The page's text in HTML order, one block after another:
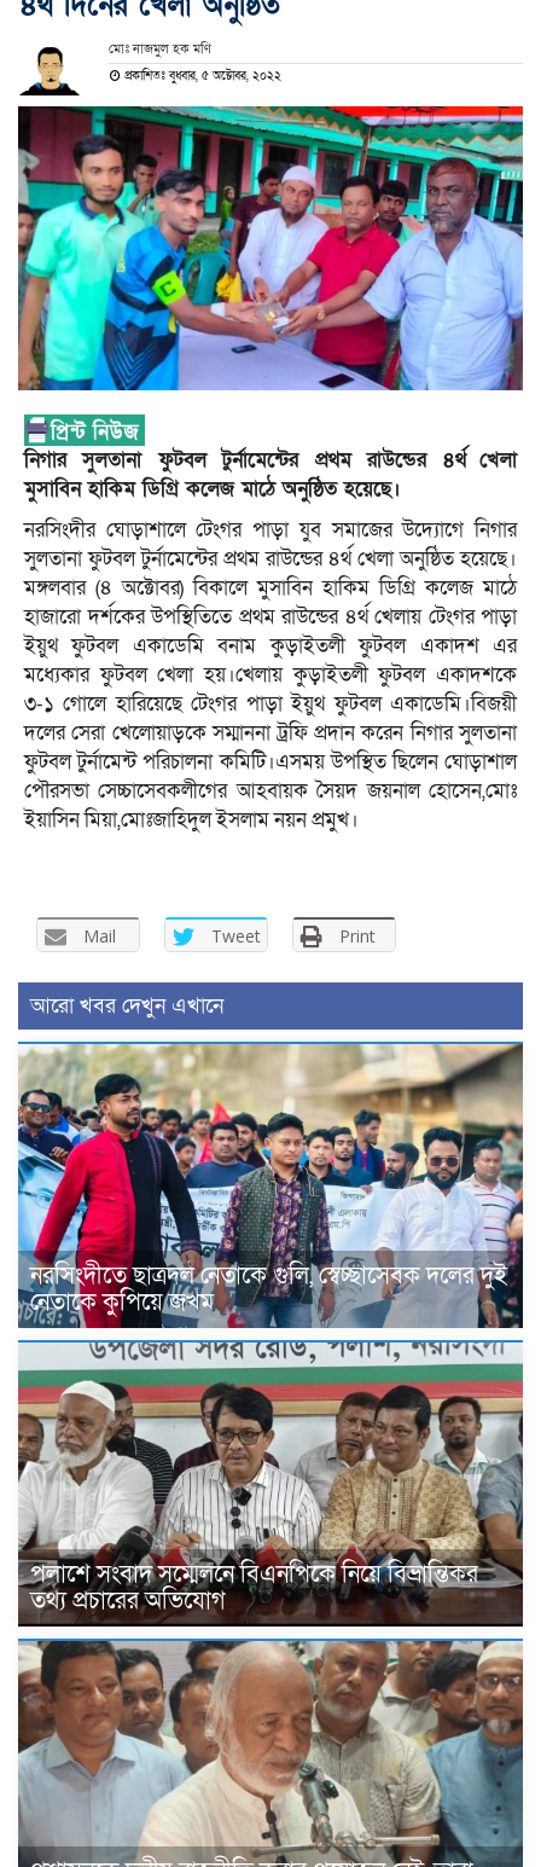
মোঃ নাজমুল হক মণি
প্রকাশিতঃ বুধবার, ৫ অক্টোবর, ২০২২
নিগার সুলতানা ফুটবল টুর্নামেন্টের প্রথম রাউন্ডের ৪র্থ খেলা
মুসাবিন হাকিম ডিগ্রি কলেজ মাঠে অনুষ্ঠিত হয়েছে।
নরসিংদীর ঘোড়াশালে টেংগর পাড়া যুব সমাজের উদ্যোগে নিগার
সুলতানা ফুটবল টুর্নামেন্টের প্রথম রাউন্ডের ৪র্থ খেলা অনুষ্ঠিত হয়েছে।
মঙ্গলবার (৪ অক্টোবর) বিকালে মুসাবিন হাকিম ডিগ্রি কলেজ মাঠে
হাজারো দর্শকের উপস্থিতিতে প্রথম রাউন্ডের ৪র্থ খেলায় টেংগর পাড়া
ইয়ুথ ফুটবল একাডেমি বনাম কুড়াইতলী ফুটবল একাদশ এর
মধ্যেকার ফুটবল খেলা হয়।খেলায় কুড়াইতলী ফুটবল একাদশকে
৩-১ গোলে হারিয়েছে টেংগর পাড়া ইয়ুথ ফুটবল একাডেমি।বিজয়ী
দলের সেরা খেলোয়াড়কে সম্মাননা ট্রফি প্রদান করেন নিগার সুলতানা
ফুটবল টুর্নামেন্ট পরিচালনা কমিটি।এসময় উপস্থিত ছিলেন ঘোড়াশাল
পৌরসভা সেচ্চাসেবকলীগের আহবায়ক সৈয়দ জয়নাল হোসেন,মোঃ
ইয়াসিন মিয়া,মোঃজাহিদুল ইসলাম নয়ন প্রমুখ।
Mail Tweet Print
আরো খবর দেখুন এখানে
নরসিংদীতে ছাত্রদল নেতাকে গুলি, স্বেচ্ছাসেবক দলের দুই
নেতাকে কুপিয়ে জখম
পলাশে সংবাদ সম্মেলনে বিএনপিকে নিয়ে বিভ্রান্তিকর
তথ্য প্রচারের অভিযোগ